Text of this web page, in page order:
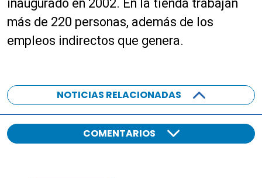
inaugurado en 2002. En la tienda trabajan
más de 220 personas, además de los
empleos indirectos que genera.
NOTICIAS RELACIONADAS
COMENTARIOS